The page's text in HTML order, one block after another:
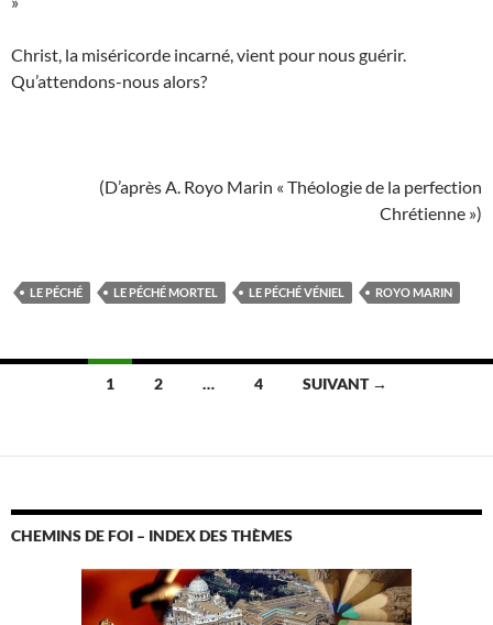
Christ, la miséricorde incarné, vient pour nous guérir.
Qu’attendons-nous alors?
(D’après A. Royo Marin « Théologie de la perfection
Chrétienne »)
LE PÉCHÉ LE PÉCHÉ MORTEL LE PÉCHÉ VÉNIEL ROYO MARIN
Navigation
articles
1 2 … 4 SUIVANT →
CHEMINS DE FOI – INDEX DES THÈMES